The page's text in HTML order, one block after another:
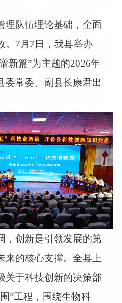
理队伍理论基础，全面
。7月7日，我县举办
新篇”为主题的2026年
委常委、副县长康君出
，创新是引领发展的第
来的核心支撑。全县上
关于科技创新的决策部
”工程，围绕生物科